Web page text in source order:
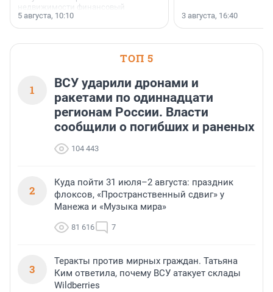
недвижимости финансовый
инструмент, доступный для многих
предпринимателей. Будь то новый
или готовый арендный бизнес —
успех сделки зависит от правильного
5 августа, 10:10 3 августа, 16:40
ТОП 5
1
ВСУ ударили дронами и
ракетами по одиннадцати
регионам России. Власти
сообщили о погибших и раненых
104 443
2
Куда пойти 31 июля–2 августа: праздник
флоксов, «Пространственный сдвиг» у
Манежа и «Музыка мира»
81 616 7
3
Теракты против мирных граждан. Татьяна
Ким ответила, почему ВСУ атакует склады
Wildberries